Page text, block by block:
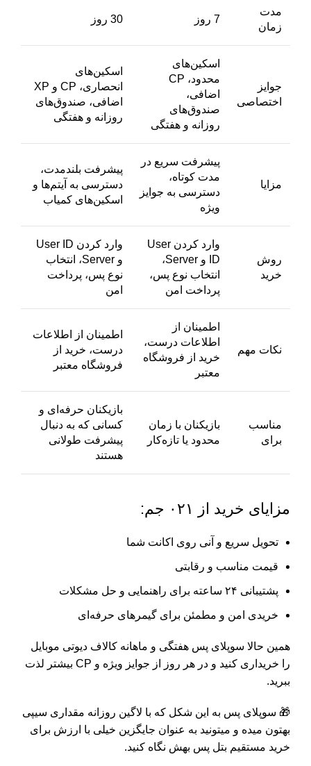
مدت
زمان
7 روز 30 روز
جوایز
اختصاصی
اسکین‌های
محدود، CP
اضافی،
صندوق‌های
روزانه و هفتگی
اسکین‌های
انحصاری، CP و XP
اضافی، صندوق‌های
روزانه و هفتگی
مزایا
پیشرفت سریع در
مدت کوتاه،
دسترسی به جوایز
ویژه
پیشرفت بلندمدت،
دسترسی به آیتم‌ها و
اسکین‌های کمیاب
روش
خرید
وارد کردن User
ID و Server،
انتخاب نوع پس،
پرداخت امن
وارد کردن User ID
و Server، انتخاب
نوع پس، پرداخت
امن
نکات مهم
اطمینان از
اطلاعات درست،
خرید از فروشگاه
معتبر
اطمینان از اطلاعات
درست، خرید از
فروشگاه معتبر
مناسب
برای
بازیکنان با زمان
محدود یا تازه‌کار
بازیکنان حرفه‌ای و
کسانی که به دنبال
پیشرفت طولانی
هستند
مزایای خرید از ۰۲۱ جم:
تحویل سریع و آنی روی اکانت شما
قیمت مناسب و رقابتی
پشتیبانی ۲۴ ساعته برای راهنمایی و حل مشکلات
خریدی امن و مطمئن برای گیمرهای حرفه‌ای
همین حالا سوپلای پس هفتگی و ماهانه کالاف دیوتی موبایل
را خریداری کنید و در هر روز از جوایز ویژه و CP بیشتر لذت
ببرید.
🎁 سوپلای پس به این شکل که با لاگین روزانه مقداری سیپی
بهتون میده و میتونید به عنوان جایگزین خیلی با ارزش برای
خرید مستقیم بتل پس بهش نگاه کنید.